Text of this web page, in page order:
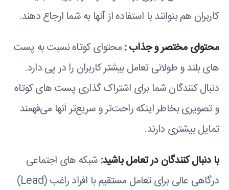
کاربران هم بتوانند با استفاده از آنها به شما ارجاع دهند.
محتوای مختصر و جذاب : محتوای کوتاه نسبت به پست
های بلند و طولانی تعامل بیشتر کاربران را در پی دارد.
دنبال کنندگان شما برای اشتراک گذاری پست های کوتاه
و تصویری بخاطر اینکه راحت‌تر و سریع‌تر آنها می‌فهمند
تمایل بیشتری دارند.
با دنبال کنندگان در تعامل باشید: شبکه های اجتماعی
درگاهی عالی برای تعامل مستقیم با افراد راغب (Lead)